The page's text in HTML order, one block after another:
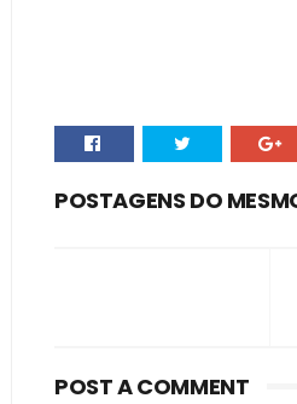
POSTAGENS DO
POST A COMMENT